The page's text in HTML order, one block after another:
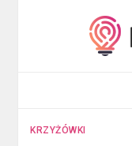
KRZYŻÓWKI